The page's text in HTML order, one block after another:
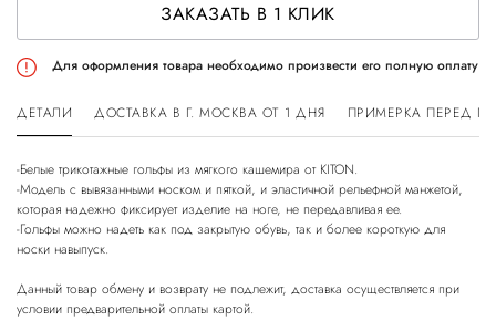
ЗАКАЗАТЬ В 1 КЛИК
Для оформления товара необходимо произвести его полную оплату
ДЕТАЛИ ДОСТАВКА В Г. МОСКВА ОТ 1 ДНЯ ПРИМЕРКА ПЕРЕД
-Белые трикотажные гольфы из мягкого кашемира от KITON.
-Модель с вывязанными носком и пяткой, и эластичной рельефной манжетой,
которая надежно фиксирует изделие на ноге, не передавливая ее.
-Гольфы можно надеть как под закрытую обувь, так и более короткую для
носки навыпуск.
Данный товар обмену и возврату не подлежит, доставка осуществляется при